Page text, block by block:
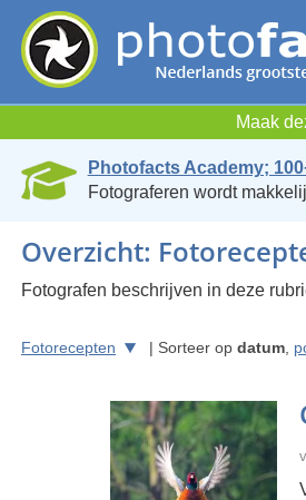
Maak
Photofacts Academy;
Fotograferen wordt
Overzicht:
Fotografen beschrijven in deze
Fotorecepten | Sorteer op datum